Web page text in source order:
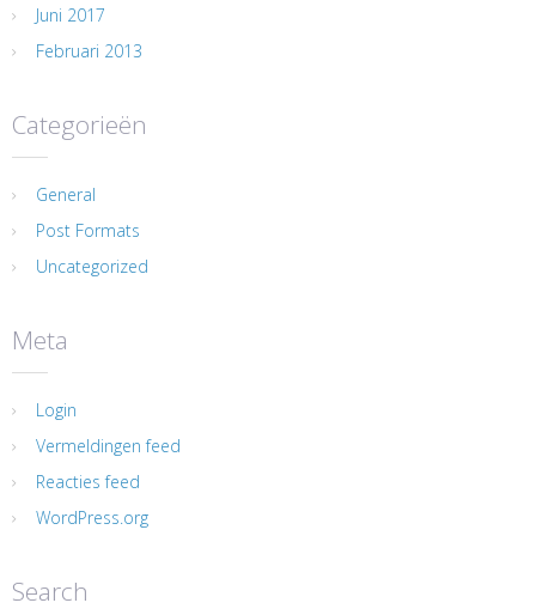
Juni 2017
Februari 2013
Categorieën
General
Post Formats
Uncategorized
Meta
Login
Vermeldingen feed
Reacties feed
WordPress.org
Search